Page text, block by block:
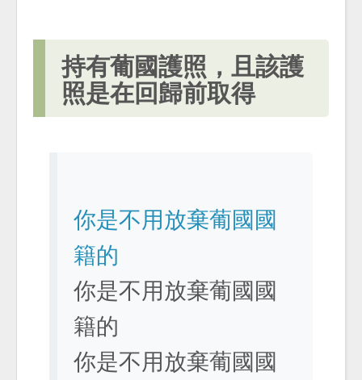
持有葡國護照，且該護
照是在回歸前取得
你是不用放棄葡國國
籍的
你是不用放棄葡國國
籍的
你是不用放棄葡國國